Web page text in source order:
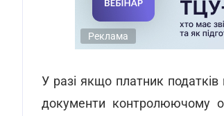
Реклама
У разі якщо платник
документи контролюючому